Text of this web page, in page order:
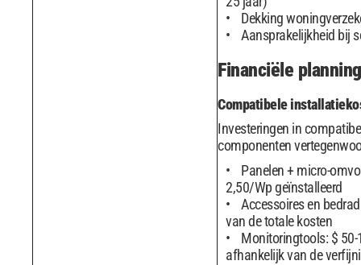
Dekking
Aansprakelijkheid bij
Financiële
Compatibele
Investeringen in
componenten
Panelen + micro-
2,50/Wp geïnstalleerd
Accessoires en
van de totale kosten
Monitoringtools: $ 50-
afhankelijk van de